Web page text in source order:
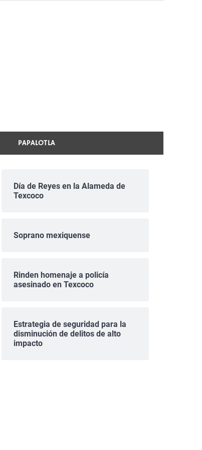
PAPALOTLA
Día de Reyes en la Alameda de
Texcoco
Soprano mexiquense
Rinden homenaje a policía
asesinado en Texcoco
Estrategia de seguridad para la
disminución de delitos de alto
impacto